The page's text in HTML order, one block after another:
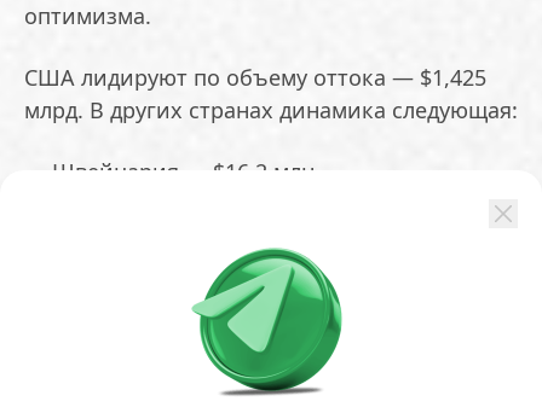
оптимизма.
США лидируют по объему оттока — $1,425
млрд. В других странах динамика следующая:
— Швейцария — $16,2 млн
В Германии показатели почти не
Отток из биткоина составил $1,315 млрд —